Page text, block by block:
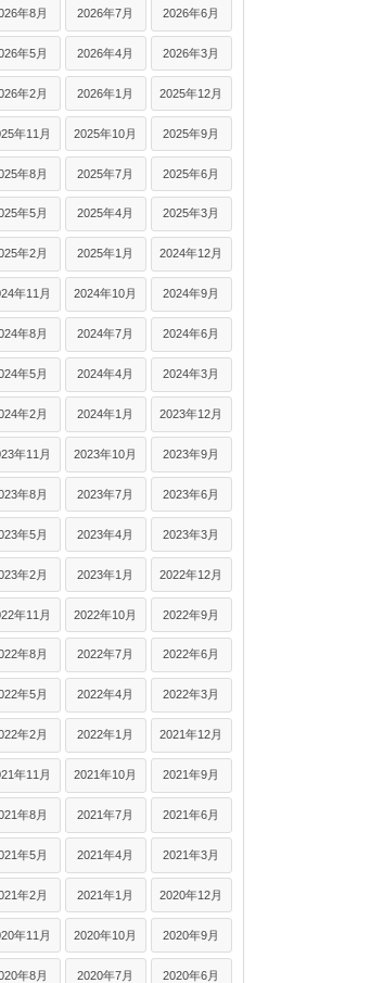
年8月 2026年7月 2026年6月
年5月 2026年4月 2026年3月
年2月 2026年1月 2025年12月
年11月 2025年10月 2025年9月
年8月 2025年7月 2025年6月
年5月 2025年4月 2025年3月
年2月 2025年1月 2024年12月
年11月 2024年10月 2024年9月
年8月 2024年7月 2024年6月
年5月 2024年4月 2024年3月
年2月 2024年1月 2023年12月
年11月 2023年10月 2023年9月
年8月 2023年7月 2023年6月
年5月 2023年4月 2023年3月
年2月 2023年1月 2022年12月
年11月 2022年10月 2022年9月
年8月 2022年7月 2022年6月
年5月 2022年4月 2022年3月
年2月 2022年1月 2021年12月
年11月 2021年10月 2021年9月
年8月 2021年7月 2021年6月
年5月 2021年4月 2021年3月
年2月 2021年1月 2020年12月
年11月 2020年10月 2020年9月
年8月 2020年7月 2020年6月